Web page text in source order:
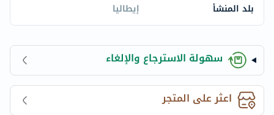
بلد المنشأ
إيطاليا
سهولة الاسترجاع والإلغاء
اعثر على المتجر